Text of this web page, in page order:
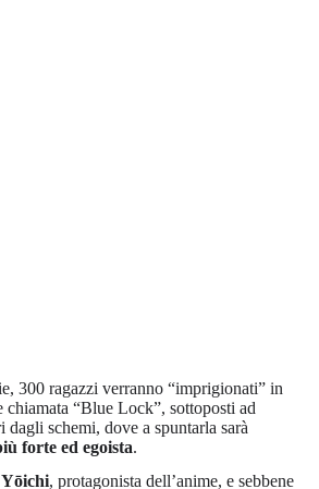
300 ragazzi verranno “imprigionati” in
chiamata “Blue Lock”, sottoposti ad
schemi, dove a spuntarla sarà
forte ed egoista.
, protagonista dell’anime, e sebbene